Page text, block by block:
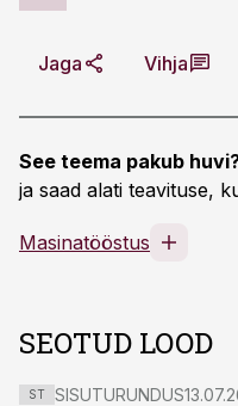
Jaga Vihja
See teema pakub
ja saad alati teavituse,
Masinatööstus
SEOTUD LOOD
ST SISUTURUNDUS